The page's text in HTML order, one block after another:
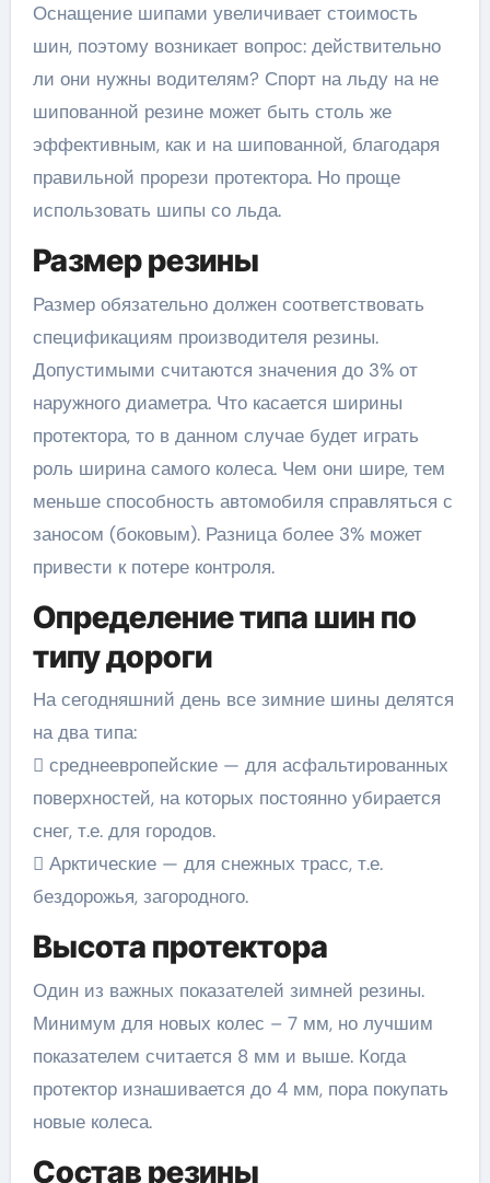
Оснащение шипами увеличивает стоимость
шин, поэтому возникает вопрос: действительно
ли они нужны водителям? Спорт на льду на не
шипованной резине может быть столь же
эффективным, как и на шипованной, благодаря
правильной прорези протектора. Но проще
использовать шипы со льда.
Размер резины
Размер обязательно должен соответствовать
спецификациям производителя резины.
Допустимыми считаются значения до 3% от
наружного диаметра. Что касается ширины
протектора, то в данном случае будет играть
роль ширина самого колеса. Чем они шире, тем
меньше способность автомобиля справляться с
заносом (боковым). Разница более 3% может
привести к потере контроля.
Определение типа шин по
типу дороги
На сегодняшний день все зимние шины делятся
на два типа:
 среднеевропейские — для асфальтированных
поверхностей, на которых постоянно убирается
снег, т.е. для городов.
 Арктические — для снежных трасс, т.е.
бездорожья, загородного.
Высота протектора
Один из важных показателей зимней резины.
Минимум для новых колес – 7 мм, но лучшим
показателем считается 8 мм и выше. Когда
протектор изнашивается до 4 мм, пора покупать
новые колеса.
Состав резины